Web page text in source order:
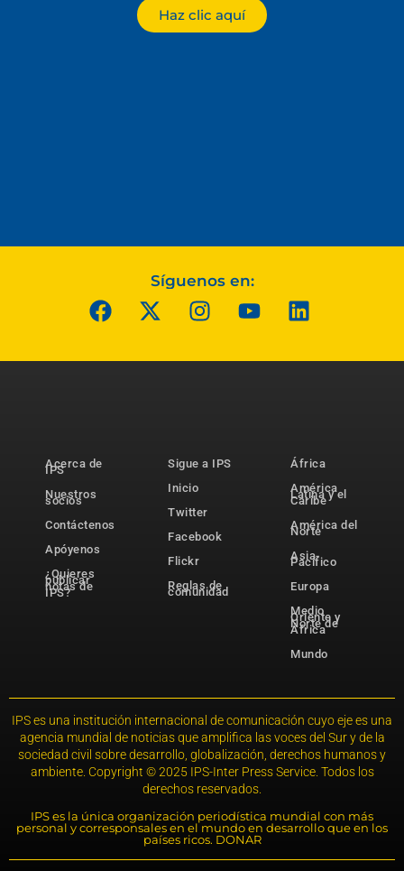
Haz clic aquí
Síguenos en:
Acerca de
IPS
Nuestros
socios
Contáctenos
Apóyenos
¿Quieres
publicar
notas de
IPS?
Sigue a IPS
Inicio
Twitter
Facebook
Flickr
Reglas de
comunidad
África
América
Latina y el
Caribe
América del
Norte
Asia-
Pacífico
Europa
Medio
Oriente y
Norte de
África
Mundo
IPS es una institución internacional de comunicación cuyo eje es una
agencia mundial de noticias que amplifica las voces del Sur y de la
sociedad civil sobre desarrollo, globalización, derechos humanos y
ambiente. Copyright © 2025 IPS-Inter Press Service. Todos los
derechos reservados.
IPS es la única organización periodística mundial con más
personal y corresponsales en el mundo en desarrollo que en los
países ricos. DONAR